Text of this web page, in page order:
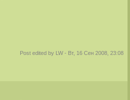
Post edited by LW - Вт, 16 Сен 2008, 23:08